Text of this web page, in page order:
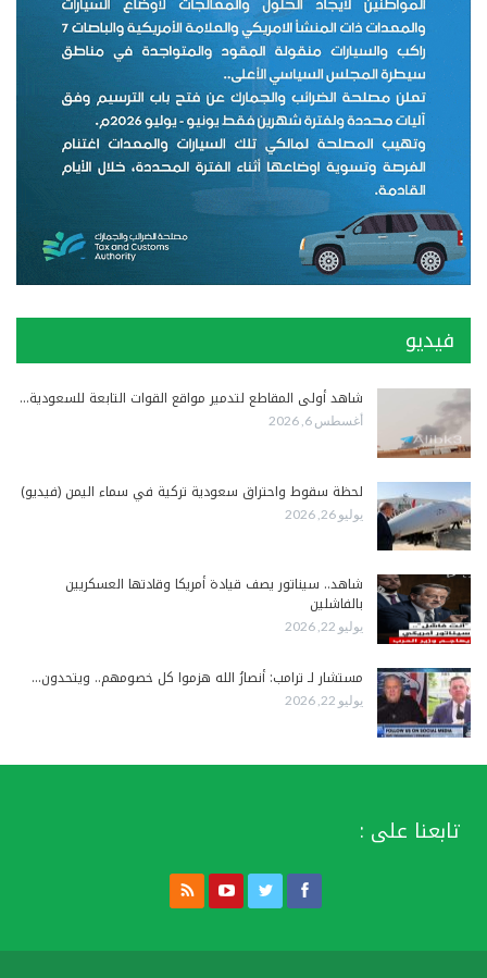
فيديو
شاهد أولى المقاطع لتدمير مواقع القوات التابعة للسعودية…
أغسطس 6, 2026
لحظة سقوط واحتراق سعودية تركية في سماء اليمن (فيديو)
يوليو 26, 2026
شاهد.. سيناتور يصف قيادة أمريكا وقادتها العسكريين
بالفاشلين
يوليو 22, 2026
مستشار لـ ترامب: أنصارُ الله هزموا كل خصومهم.. ويتحدون…
يوليو 22, 2026
تابعنا على :